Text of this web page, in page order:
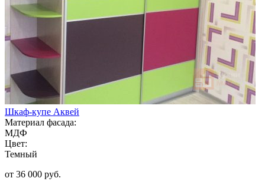
Шкаф-купе Аквей
Материал фасада:
МДФ
Цвет:
Темный
от 36 000 руб.